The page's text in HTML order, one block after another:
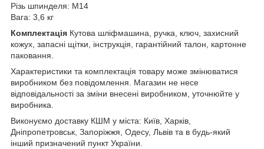
Різь шпинделя: M14
Вага: 3,6 кг
Комплектація Кутова шліфмашина, ручка, ключ, захисний
кожух, запасні щітки, інструкція, гарантійний талон, картонне
паковання.
Характеристики та комплектація товару може змінюватися
виробником без повідомлення. Магазин не несе
відповідальності за зміни внесені виробником, уточнюйте у
виробника.
Виконуємо доставку КШМ у міста: Київ, Харків,
Дніпропетровськ, Запоріжжя, Одесу, Львів та в будь-який
інший призначений пункт України.